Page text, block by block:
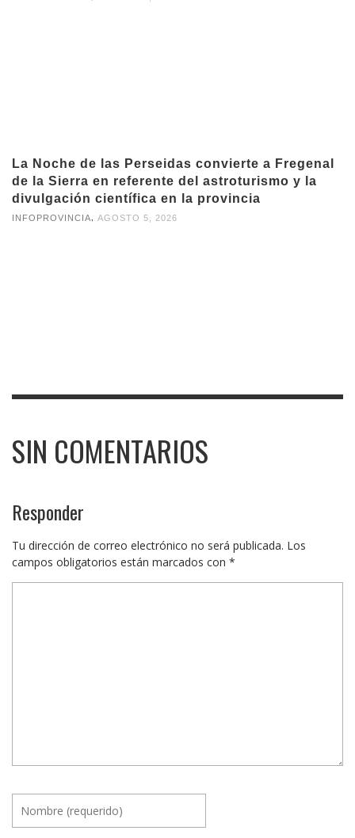
La Noche de las Perseidas convierte a Fregenal
de la Sierra en referente del astroturismo y la
divulgación científica en la provincia
INFOPROVINCIA AGOSTO 5, 2026
SIN COMENTARIOS
Responder
Tu dirección de correo electrónico no será publicada. Los
campos obligatorios están marcados con *